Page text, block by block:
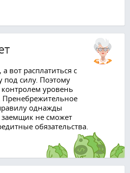
вот расплатиться с
под силу. Поэтому
контролем уровень
Пренебрежительное
однажды
заемщик не сможет
обязательства.